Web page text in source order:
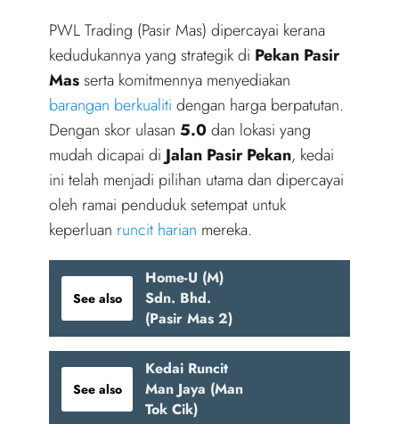
PWL Trading (Pasir Mas) dipercayai kerana
kedudukannya yang strategik di Pekan Pasir
Masserta komitmennya menyediakan
barangan berkualiti dengan harga berpatutan.
Dengan skor ulasan 5.0dan lokasi yang
mudah dicapai di Jalan Pasir Pekan, kedai
ini telah menjadi pilihan utama dan dipercayai
oleh ramai penduduk setempat untuk
keperluan runcit harian mereka.
See also
Home-U (M)
Sdn. Bhd.
(Pasir Mas 2)
See also
Kedai Runcit
Man Jaya (Man
Tok Cik)